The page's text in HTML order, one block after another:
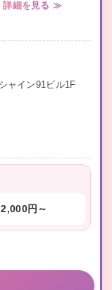
詳細を見る ≫
ャイン91ビル1F
円～